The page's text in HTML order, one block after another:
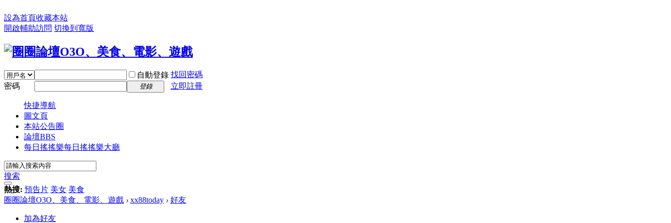
設為首頁收藏本站
開啟輔助訪問 切換到寬版
自動登錄 找回密碼
密碼
登錄 立即註冊
快捷導航
圖文頁
本站公告圈
論壇BBS
每日搖搖樂每日搖搖樂大廳
搜索
熱搜: 預告片 美女 美食
圈圈論壇O3O、美食、電影、遊戲 › xx88today › 好友
加為好友